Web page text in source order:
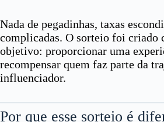
Nada de pegadinhas, taxas
complicadas. O sorteio foi criado
objetivo: proporcionar uma
recompensar quem faz parte da
influenciador.
Por que esse sorteio é